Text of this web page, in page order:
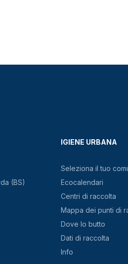
(BS)
IGIENE URBANA
Seleziona il tuo
Ecocalendari
Centri di raccolta
Mappa dei punti di
Dove lo butto
Dati di raccolta
Info